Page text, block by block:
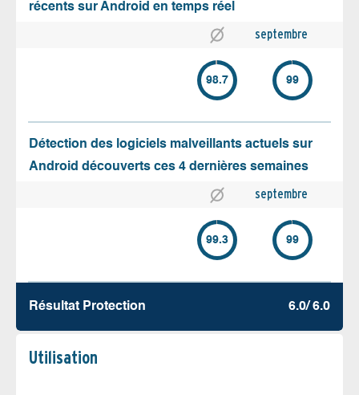
récents sur Android en temps réel
septembre
98.7 99
Détection des logiciels malveillants actuels sur
Android découverts ces 4 dernières semaines
septembre
99.3 99
Résultat Protection 6.0/ 6.0
Utilisation